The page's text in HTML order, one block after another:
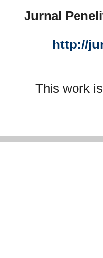
Jurnal
http://
This work